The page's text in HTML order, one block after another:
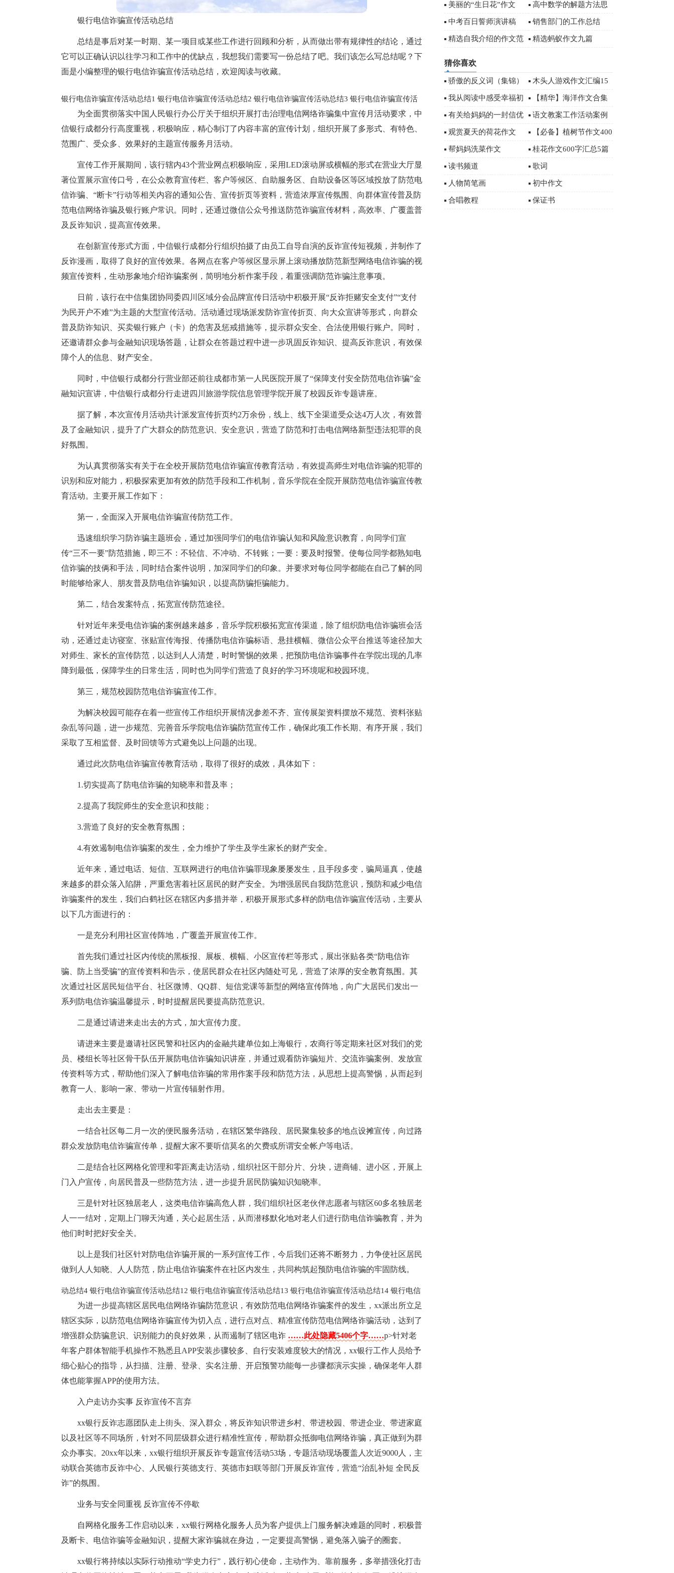
银行电信诈骗宣传活动总结
总结是事后对某一时期、某一项目或某些工作进行回顾和分析，从而做出带有规律性的结论，通过
它可以正确认识以往学习和工作中的优缺点，我想我们需要写一份总结了吧。我们该怎么写总结呢？下
面是小编整理的银行电信诈骗宣传活动总结，欢迎阅读与收藏。
银行电信诈骗宣传活动总结1
为全面贯彻落实中国人民银行办公厅关于组织开展打击治理电信网络诈骗集中宣传月活动要求，中
信银行成都分行高度重视，积极响应，精心制订了内容丰富的宣传计划，组织开展了多形式、有特色、
范围广、受众多、效果好的主题宣传服务月活动。
宣传工作开展期间，该行辖内43个营业网点积极响应，采用LED滚动屏或横幅的形式在营业大厅显
著位置展示宣传口号，在公众教育宣传栏、客户等候区、自助服务区、自助设备区等区域投放了防范电
信诈骗、“断卡”行动等相关内容的通知公告、宣传折页等资料，营造浓厚宣传氛围、向群体宣传普及防
范电信网络诈骗及银行账户常识。同时，还通过微信公众号推送防范诈骗宣传材料，高效率、广覆盖普
及反诈知识，提高宣传效果。
在创新宣传形式方面，中信银行成都分行组织拍摄了由员工自导自演的反诈宣传短视频，并制作了
反诈漫画，取得了良好的宣传效果。各网点在客户等候区显示屏上滚动播放防范新型网络电信诈骗的视
频宣传资料，生动形象地介绍诈骗案例，简明地分析作案手段，着重强调防范诈骗注意事项。
日前，该行在中信集团协同委四川区域分会品牌宣传日活动中积极开展“反诈拒赌安全支付”“支付
为民开户不难”为主题的大型宣传活动。活动通过现场派发防诈宣传折页、向大众宣讲等形式，向群众
普及防诈知识、买卖银行账户（卡）的危害及惩戒措施等，提示群众安全、合法使用银行账户。同时，
还邀请群众参与金融知识现场答题，让群众在答题过程中进一步巩固反诈知识、提高反诈意识，有效保
障个人的信息、财产安全。
同时，中信银行成都分行营业部还前往成都市第一人民医院开展了“保障支付安全防范电信诈骗”金
融知识宣讲，中信银行成都分行走进四川旅游学院信息管理学院开展了校园反诈专题讲座。
据了解，本次宣传月活动共计派发宣传折页约2万余份，线上、线下全渠道受众达4万人次，有效普
及了金融知识，提升了广大群众的防范意识、安全意识，营造了防范和打击电信网络新型违法犯罪的良
好氛围。
银行电信诈骗宣传活动总结2
为认真贯彻落实有关于在全校开展防范电信诈骗宣传教育活动，有效提高师生对电信诈骗的犯罪的
识别和应对能力，积极探索更加有效的防范手段和工作机制，音乐学院在全院开展防范电信诈骗宣传教
育活动。主要开展工作如下：
第一，全面深入开展电信诈骗宣传防范工作。
迅速组织学习防诈骗主题班会，通过加强同学们的电信诈骗认知和风险意识教育，向同学们宣
传“三不一要”防范措施，即三不：不轻信、不冲动、不转账；一要：要及时报警。使每位同学都熟知电
信诈骗的技俩和手法，同时结合案件说明，加深同学们的印象。并要求对每位同学都能在自己了解的同
时能够给家人、朋友普及防电信诈骗知识，以提高防骗拒骗能力。
第二，结合发案特点，拓宽宣传防范途径。
针对近年来受电信诈骗的案例越来越多，音乐学院积极拓宽宣传渠道，除了组织防电信诈骗班会活
动，还通过走访寝室、张贴宣传海报、传播防电信诈骗标语、悬挂横幅、微信公众平台推送等途径加大
对师生、家长的宣传防范，以达到人人清楚，时时警惕的效果，把预防电信诈骗事件在学院出现的几率
降到最低，保障学生的日常生活，同时也为同学们营造了良好的学习环境呢和校园环境。
第三，规范校园防范电信诈骗宣传工作。
为解决校园可能存在着一些宣传工作组织开展情况参差不齐、宣传展架资料摆放不规范、资料张贴
杂乱等问题，进一步规范、完善音乐学院电信诈骗防范宣传工作，确保此项工作长期、有序开展，我们
采取了互相监督、及时回馈等方式避免以上问题的出现。
通过此次防电信诈骗宣传教育活动，取得了很好的成效，具体如下：
1.切实提高了防电信诈骗的知晓率和普及率；
2.提高了我院师生的安全意识和技能；
3.营造了良好的安全教育氛围；
4.有效遏制电信诈骗案的发生，全力维护了学生及学生家长的财产安全。
银行电信诈骗宣传活动总结3
近年来，通过电话、短信、互联网进行的电信诈骗罪现象屡屡发生，且手段多变，骗局逼真，使越
来越多的群众落入陷阱，严重危害着社区居民的财产安全。为增强居民自我防范意识，预防和减少电信
诈骗案件的发生，我们白鹤社区在辖区内多措并举，积极开展形式多样的防电信诈骗宣传活动，主要从
以下几方面进行的：
一是充分利用社区宣传阵地，广覆盖开展宣传工作。
首先我们通过社区内传统的黑板报、展板、横幅、小区宣传栏等形式，展出张贴各类“防电信诈
骗、防上当受骗”的宣传资料和告示，使居民群众在社区内随处可见，营造了浓厚的安全教育氛围。其
次通过社区居民短信平台、社区微博、QQ群、短信党课等新型的网络宣传阵地，向广大居民们发出一
系列防电信诈骗温馨提示，时时提醒居民要提高防范意识。
二是通过请进来走出去的方式，加大宣传力度。
请进来主要是邀请社区民警和社区内的金融共建单位如上海银行，农商行等定期来社区对我们的党
员、楼组长等社区骨干队伍开展防电信诈骗知识讲座，并通过观看防诈骗短片、交流诈骗案例、发放宣
传资料等方式，帮助他们深入了解电信诈骗的常用作案手段和防范方法，从思想上提高警惕，从而起到
教育一人、影响一家、带动一片宣传辐射作用。
走出去主要是：
一结合社区每二月一次的便民服务活动，在辖区繁华路段、居民聚集较多的地点设摊宣传，向过路
群众发放防电信诈骗宣传单，提醒大家不要听信莫名的欠费或所谓安全帐户等电话。
二是结合社区网格化管理和零距离走访活动，组织社区干部分片、分块，进商铺、进小区，开展上
门入户宣传，向居民普及一些防范方法，进一步提升居民防骗知识知晓率。
三是针对社区独居老人，这类电信诈骗高危人群，我们组织社区老伙伴志愿者与辖区60多名独居老
人一一结对，定期上门聊天沟通，关心起居生活，从而潜移默化地对老人们进行防电信诈骗教育，并为
他们时时把好安全关。
以上是我们社区针对防电信诈骗开展的一系列宣传工作，今后我们还将不断努力，力争使社区居民
做到人人知晓、人人防范，防止电信诈骗案件在社区内发生，共同构筑起预防电信诈骗的牢固防线。
银行电信诈骗宣传活
动总结4
为进一步提高辖区居民电信网络诈骗防范意识，有效防范电信网络诈骗案件的发生，xx派出所立足
辖区实际，以防范电信网络诈骗宣传为切入点，进行点对点、精准宣传防范电信网络诈骗活动，达到了
增强群众防骗意识、识别能力的良好效果，从而遏制了辖区电诈 ……此处隐藏5406个字……p>针对老
年客户群体智能手机操作不熟悉且APP安装步骤较多、自行安装难度较大的情况，xx银行工作人员给予
细心贴心的指导，从扫描、注册、登录、实名注册、开启预警功能每一步骤都演示实操，确保老年人群
体也能掌握APP的使用方法。
入户走访办实事 反诈宣传不言弃
xx银行反诈志愿团队走上街头、深入群众，将反诈知识带进乡村、带进校园、带进企业、带进家庭
以及社区等不同场所，针对不同层级群众进行精准性宣传，帮助群众抵御电信网络诈骗，真正做到为群
众办事实。20xx年以来，xx银行组织开展反诈专题宣传活动53场，专题活动现场覆盖人次近9000人，主
动联合英德市反诈中心、人民银行英德支行、英德市妇联等部门开展反诈宣传，营造“治乱补短 全民反
诈”的氛围。
业务与安全同重视 反诈宣传不停歇
自网格化服务工作启动以来，xx银行网格化服务人员为客户提供上门服务解决难题的同时，积极普
及断卡、电信诈骗等金融知识，提醒大家诈骗就在身边，一定要提高警惕，避免落入骗子的圈套。
xx银行将持续以实际行动推动“学史力行”，践行初心使命，主动作为、靠前服务，多举措强化打击
银行电信诈骗宣传活动总结12 银行电信诈骗宣传活动总结13 银行电信诈骗宣传活动总结14 银行电信
汇总7篇 文
美丽的“生日花”作文 高中数学的解题方法思
想
中考百日誓师演讲稿
【荐】
销售部门的工作总结
精选自我介绍的作文范 精选蚂蚁作文九篇
猜你喜欢
骄傲的反义词（集锦） 木头人游戏作文汇编15
篇
我从阅读中感受幸福初
三作文3篇
【精华】海洋作文合集
十篇
有关给妈妈的一封信优
秀作文合集七篇
语文教案工作活动案例
观赏夏天的荷花作文 【必备】植树节作文400
字汇编5篇
帮妈妈洗菜作文 桂花作文600字汇总5篇
读书频道 歌词
人物简笔画 初中作文
合唱教程 保证书